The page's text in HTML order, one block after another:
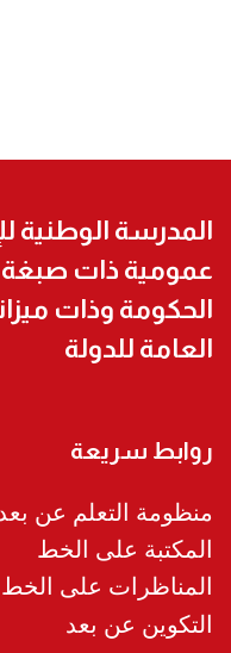
المدرسة الوطنية
عمومية ذات صبغة
الحكومة وذات
العامة للدولة
روابط سريعة
منظومة التعلم عن
المكتبة على الخط
المناظرات على الخط
التكوين عن بعد